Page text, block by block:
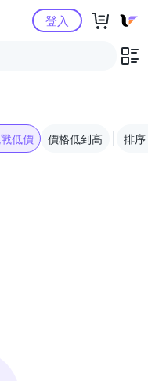
購物中心登入
低價 價格低到高 排序